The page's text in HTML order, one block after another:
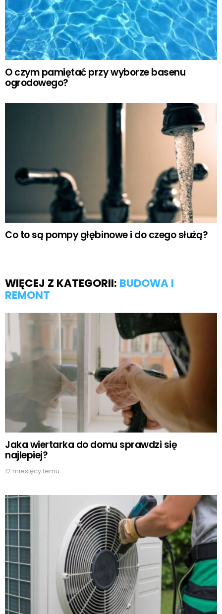
O czym pamiętać przy wyborze basenu
ogrodowego?
Co to są pompy głębinowe i do czego służą?
WIĘCEJ Z KATEGORII: BUDOWA I
REMONT
Jaka wiertarka do domu sprawdzi się
najlepiej?
12 miesięcy temu